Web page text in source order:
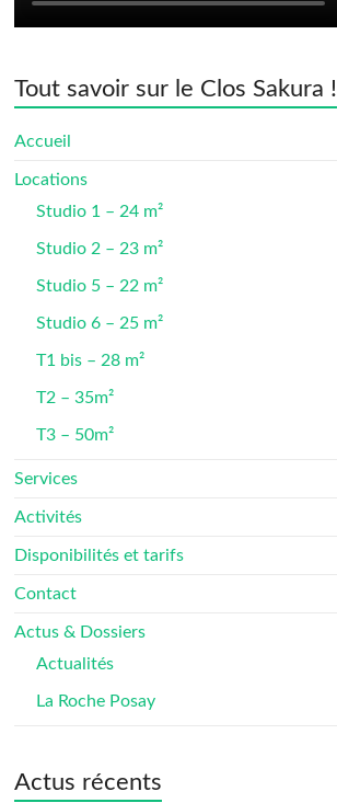
Tout savoir sur le Clos Sakura !
Accueil
Locations
Studio 1 – 24 m²
Studio 2 – 23 m²
Studio 5 – 22 m²
Studio 6 – 25 m²
T1 bis – 28 m²
T2 – 35m²
T3 – 50m²
Services
Activités
Disponibilités et tarifs
Contact
Actus & Dossiers
Actualités
La Roche Posay
Actus récents